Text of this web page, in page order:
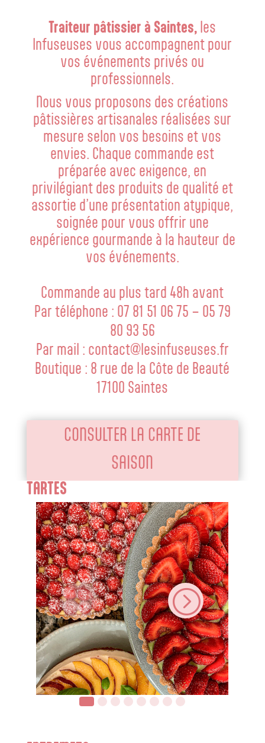
Traiteur pâtissier à Saintes, les
Infuseuses vous accompagnent pour
vos événements privés ou
professionnels.
Nous vous proposons des créations
pâtissières artisanales réalisées sur
mesure selon vos besoins et vos
envies. Chaque commande est
préparée avec exigence, en
privilégiant des produits de qualité et
assortie d’une présentation atypique,
soignée pour vous offrir une
expérience gourmande à la hauteur de
vos événements.
Commande au plus tard 48h avant
Par téléphone : 07 81 51 06 75 – 05 79
80 93 56
Par mail : contact@lesinfuseuses.fr
Boutique : 8 rue de la Côte de Beauté
17100 Saintes
CONSULTER LA CARTE DE
SAISON
TARTES
< =